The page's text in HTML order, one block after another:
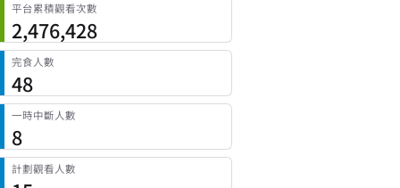
平台累積觀看次數
2,476,428
完食人數
48
一時中斷人數
8
計劃觀看人數